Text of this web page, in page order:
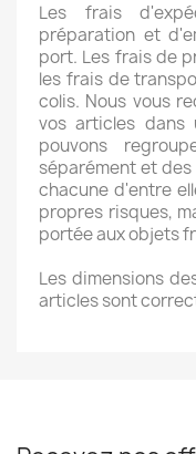
Les frais
préparation et
port. Les frais de
les frais de
colis. Nous vous
vos articles dans
pouvons
séparément et
chacune d'entre
propres risques,
portée aux objets
Les dimensions
articles sont
Créer une
Nom de la liste